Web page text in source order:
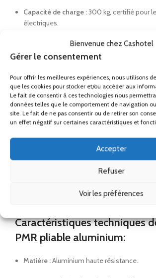
Bienvenue chez Cashotel
Gérer le consentement
Pour offrir les meilleures expériences, nous utilisons
que les cookies pour stocker et/ou accéder aux
Le fait de consentir à ces technologies nous
données telles que le comportement de navigation
site. Le fait de ne pas consentir ou de retirer son
un effet négatif sur certaines caractéristiques et
Accepter
Refuser
Voir les préférences
Capacité de charge :300 kg, certifié pour
électriques.
Transport aisé :Elle se plie en deux dans le
longueur et se transporte facilement grâce
Stockage :Option sacoche de rangement
protéger la rampe après usage.
Mise aux normes ERP et
rampe PMR pliable aluminium
Ce qui en fait un investissement
pour les gestionnaires d’ERP souhaitant se
nous vous recommandons de découvrir nos
Caractéristiques techniques
PMR pliable aluminium:
Matière :Aluminium haute résistance.